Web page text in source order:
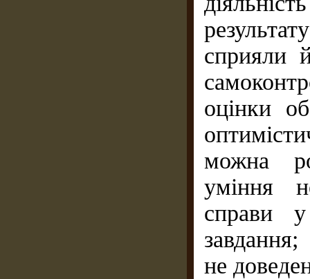
сприяли
оцінки
можна
уміння
справи
не